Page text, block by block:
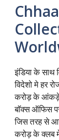
इंडिया के साथ
विदेशो मे हर
करोड़ के आंकड़े
बॉक्स ऑफिस
जिस तरह से
करोड़ के क्लब